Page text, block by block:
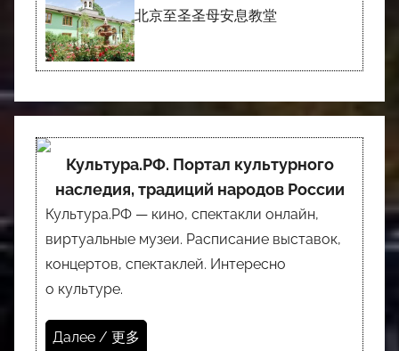
北京至圣圣母安息教堂
Культура.РФ. Портал культурного
наследия, традиций народов России
Культура.РФ — кино, спектакли онлайн,
виртуальные музеи. Расписание выставок,
концертов, спектаклей. Интересно
о культуре.
Далее / 更多